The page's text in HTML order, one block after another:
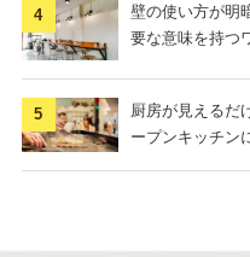
壁の使い方が明
要な意味を持つ
厨房が見えるだ
ープンキッチン